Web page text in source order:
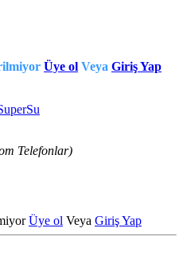
Üye ol Veya Giriş Yap
Telefonlar)
Üye ol Veya Giriş Yap